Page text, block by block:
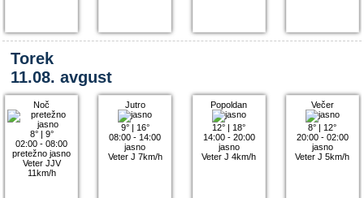
Torek
11.08. avgust
Noč
8°| 9°
02:00 - 08:00
pretežno jasno
Veter JJV
11km/h
Jutro
9°| 16°
08:00 - 14:00
jasno
Veter J 7km/h
Popoldan
12° | 18°
14:00 - 20:00
jasno
Veter J 4km/h
Večer
8° | 12°
20:00 - 02:00
jasno
Veter J 5km/h